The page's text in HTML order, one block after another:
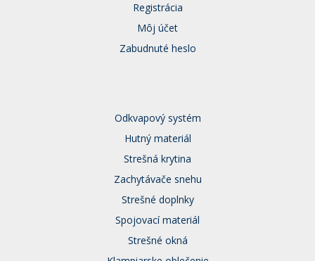
Registrácia
Môj účet
Zabudnuté heslo
Odkvapový systém
Hutný materiál
Strešná krytina
Zachytávače snehu
Strešné doplnky
Spojovací materiál
Strešné okná